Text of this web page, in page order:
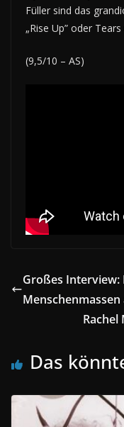
Füller sind das
„Rise Up” oder
(9,5/10 – AS)
Großes Interview:
Rachel
Das